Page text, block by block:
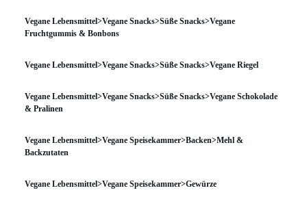
Vegane Lebensmittel>Vegane Snacks>Süße Snacks>Vegane
Fruchtgummis & Bonbons
Vegane Lebensmittel>Vegane Snacks>Süße Snacks>Vegane Riegel
Vegane Lebensmittel>Vegane Snacks>Süße Snacks>Vegane Schokolade
& Pralinen
Vegane Lebensmittel>Vegane Speisekammer>Backen>Mehl &
Backzutaten
Vegane Lebensmittel>Vegane Speisekammer>Gewürze